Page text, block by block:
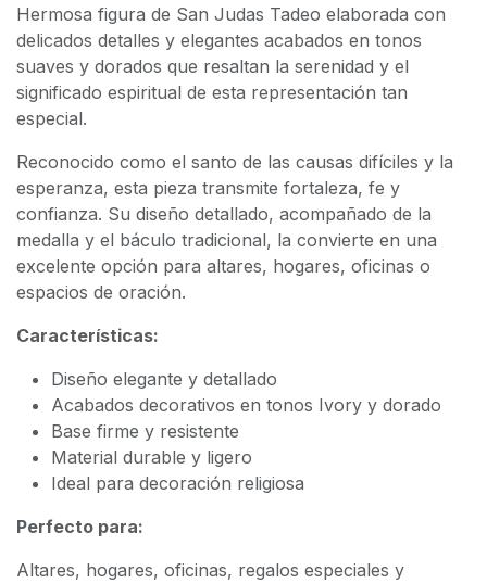
Hermosa figura de San Judas Tadeo elaborada con
delicados detalles y elegantes acabados en tonos
suaves y dorados que resaltan la serenidad y el
significado espiritual de esta representación tan
especial.
Reconocido como el santo de las causas difíciles y la
esperanza, esta pieza transmite fortaleza, fe y
confianza. Su diseño detallado, acompañado de la
medalla y el báculo tradicional, la convierte en una
excelente opción para altares, hogares, oficinas o
espacios de oración.
Características:
Diseño elegante y detallado
Acabados decorativos en tonos Ivory y dorado
Base firme y resistente
Material durable y ligero
Ideal para decoración religiosa
Perfecto para:
Altares, hogares, oficinas, regalos especiales y